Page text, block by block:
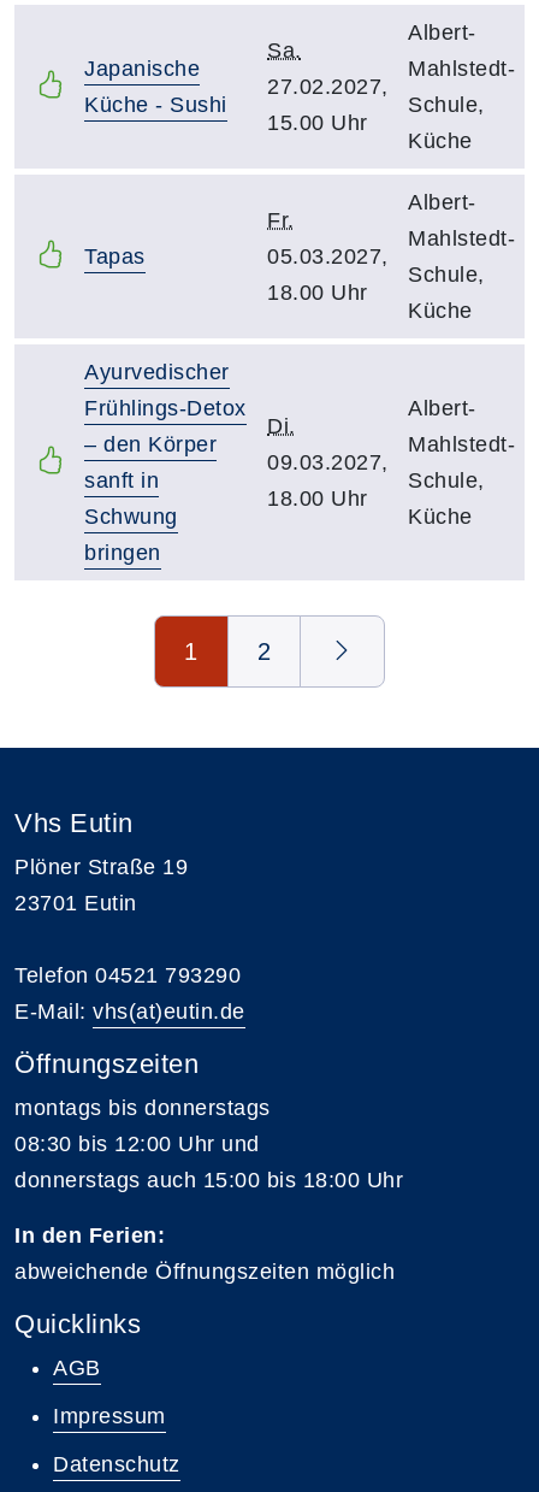
Japanische
Küche - Sushi
Sa.
27.02.2027,
15.00 Uhr
Albert-
Mahlstedt-
Schule,
Küche
Tapas
Fr.
05.03.2027,
18.00 Uhr
Albert-
Mahlstedt-
Schule,
Küche
Ayurvedischer
Frühlings-Detox
– den Körper
sanft in
Schwung
bringen
Di.
09.03.2027,
18.00 Uhr
Albert-
Mahlstedt-
Schule,
Küche
1 2
Vhs Eutin
Plöner Straße 19
23701 Eutin
Telefon 04521 793290
E-Mail: vhs(at)eutin.de
Öffnungszeiten
montags bis donnerstags
08:30 bis 12:00 Uhr und
donnerstags auch 15:00 bis 18:00 Uhr
In den Ferien:
abweichende Öffnungszeiten möglich
Quicklinks
AGB
Impressum
Datenschutz